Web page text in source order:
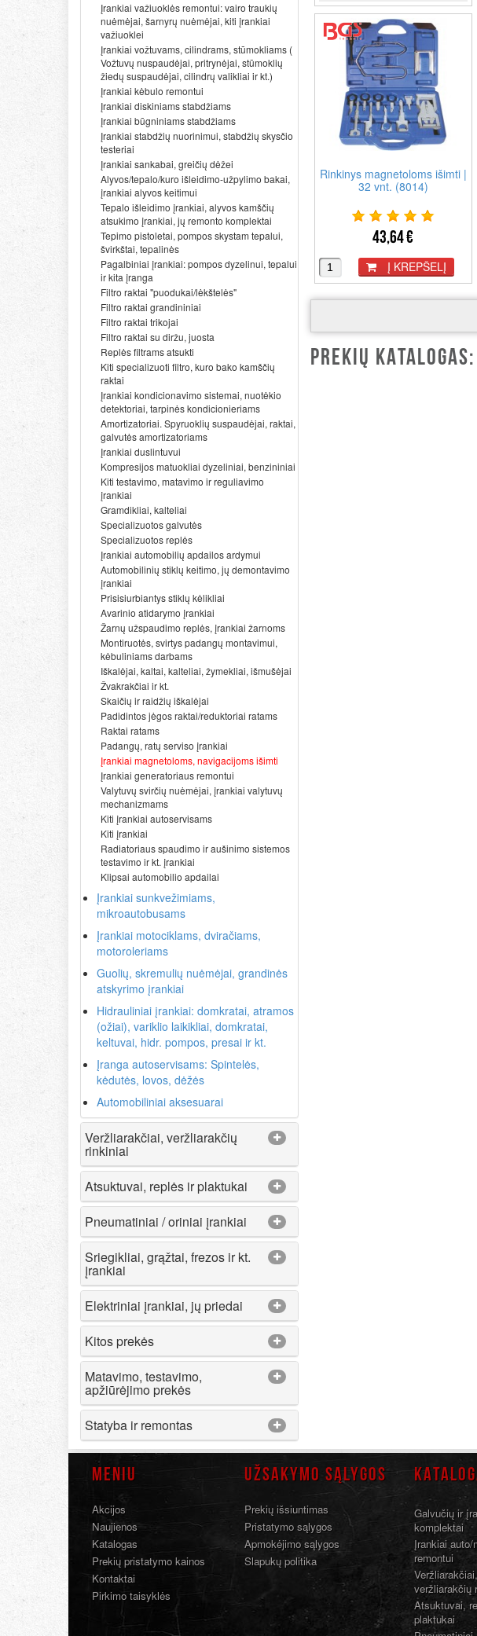
Rinkinys magnetoloms išimti |
32 vnt. (8014)
43,64 €
Į KREPŠELĮ
PREKIŲ
Įrankiai važiuoklės remontui: vairo traukių
nuėmėjai, šarnyrų nuėmėjai, kiti įrankiai
važiuoklei
Įrankiai vožtuvams, cilindrams, stūmokliams (
Vožtuvų nuspaudėjai, pritrynėjai, stūmoklių
žiedų suspaudėjai, cilindrų valikliai ir kt.)
Įrankiai kėbulo remontui
Įrankiai diskiniams stabdžiams
Įrankiai būgniniams stabdžiams
Įrankiai stabdžių nuorinimui, stabdžių skysčio
testeriai
Įrankiai sankabai, greičių dėžei
Alyvos/tepalo/kuro išleidimo-užpylimo bakai,
įrankiai alyvos keitimui
Tepalo išleidimo įrankiai, alyvos kamščių
atsukimo įrankiai, jų remonto komplektai
Tepimo pistoletai, pompos skystam tepalui,
švirkštai, tepalinės
Pagalbiniai įrankiai: pompos dyzelinui, tepalui
ir kita įranga
Filtro raktai "puodukai/lėkštelės"
Filtro raktai grandininiai
Filtro raktai trikojai
Filtro raktai su diržu, juosta
Replės filtrams atsukti
Kiti specializuoti filtro, kuro bako kamščių
raktai
Įrankiai kondicionavimo sistemai, nuotėkio
detektoriai, tarpinės kondicionieriams
Amortizatoriai. Spyruoklių suspaudėjai, raktai,
galvutės amortizatoriams
Įrankiai duslintuvui
Kompresijos matuokliai dyzeliniai, benzininiai
Kiti testavimo, matavimo ir reguliavimo
įrankiai
Gramdikliai, kalteliai
Specializuotos galvutės
Specializuotos replės
Įrankiai automobilių apdailos ardymui
Automobilinių stiklų keitimo, jų demontavimo
įrankiai
Prisisiurbiantys stiklų kėlikliai
Avarinio atidarymo įrankiai
Žarnų užspaudimo replės, įrankiai žarnoms
Montiruotės, svirtys padangų montavimui,
kėbuliniams darbams
Iškalėjai, kaltai, kalteliai, žymekliai, išmušėjai
Žvakrakčiai ir kt.
Skaičių ir raidžių iškalėjai
Padidintos jėgos raktai/reduktoriai ratams
Raktai ratams
Padangų, ratų serviso įrankiai
Įrankiai magnetoloms, navigacijoms išimti
Įrankiai generatoriaus remontui
Valytuvų svirčių nuėmėjai, įrankiai valytuvų
mechanizmams
Kiti įrankiai autoservisams
Kiti įrankiai
Radiatoriaus spaudimo ir aušinimo sistemos
testavimo ir kt. įrankiai
Klipsai automobilio apdailai
Įrankiai sunkvežimiams,
mikroautobusams
Įrankiai motociklams, dviračiams,
motoroleriams
Guolių, skremulių nuėmėjai, grandinės
atskyrimo įrankiai
Hidrauliniai įrankiai: domkratai, atramos
(ožiai), variklio laikikliai, domkratai,
keltuvai, hidr. pompos, presai ir kt.
Įranga autoservisams: Spintelės,
kėdutės, lovos, dėžės
Automobiliniai aksesuarai
Veržliarakčiai, veržliarakčių
rinkiniai
Atsuktuvai, replės ir plaktukai
Pneumatiniai / oriniai įrankiai
Sriegikliai, grąžtai, frezos ir kt.
įrankiai
Elektriniai įrankiai, jų priedai
Kitos prekės
Matavimo, testavimo,
apžiūrėjimo prekės
Statyba ir remontas
MENIU
Akcijos
Naujienos
Katalogas
Prekių pristatymo kainos
Kontaktai
Pirkimo taisyklės
UŽSAKYMO SĄLYGOS
Prekių išsiuntimas
Pristatymo sąlygos
Apmokėjimo sąlygos
Slapukų politika
Galvučių ir
komplektai
Įrankiai auto/
remontui
veržliarakčių
Atsuktuvai,
plaktukai